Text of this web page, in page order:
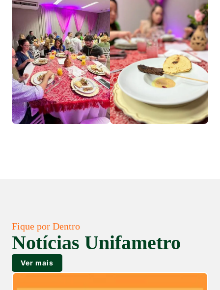
Fique por Dentro
Notícias Unifametro
Ver mais